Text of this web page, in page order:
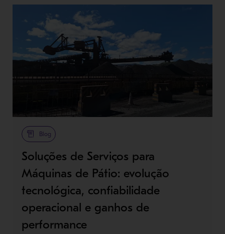
Blog
Soluções de Serviços para
Máquinas de Pátio: evolução
tecnológica, confiabilidade
operacional e ganhos de
performance